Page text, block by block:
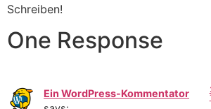
Schreiben!
One Response
Ein WordPress-Kommentator